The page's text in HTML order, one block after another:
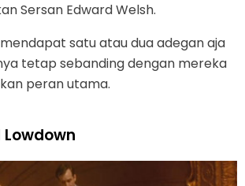
Sersan Edward Welsh.
satu atau dua adegan aja
tetap sebanding dengan mereka
peran utama.